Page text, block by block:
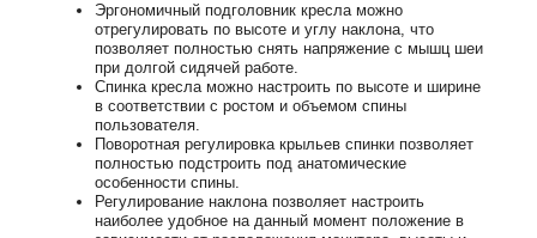
Эргономичный подголовник кресла можно
отрегулировать по высоте и углу наклона, что
позволяет полностью снять напряжение с мышц шеи
при долгой сидячей работе.
Спинка кресла можно настроить по высоте и ширине
в соответствии с ростом и объемом спины
пользователя.
Поворотная регулировка крыльев спинки позволяет
полностью подстроить под анатомические
особенности спины.
Регулирование наклона позволяет настроить
наиболее удобное на данный момент положение в